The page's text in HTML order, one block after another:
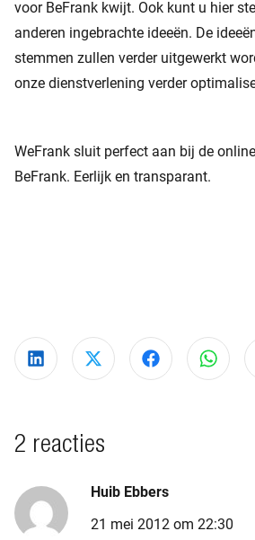
voor BeFrank kwijt. Ook kunt u hier
anderen ingebrachte ideeën. De
stemmen zullen verder uitgewerkt
onze dienstverlening verder
WeFrank sluit perfect aan bij de
BeFrank. Eerlijk en transparant.
Deel via LinkedIn
Deel via XDeel via Deel
2 reacties
Huib Ebbers
21 mei 2012 om 22:30